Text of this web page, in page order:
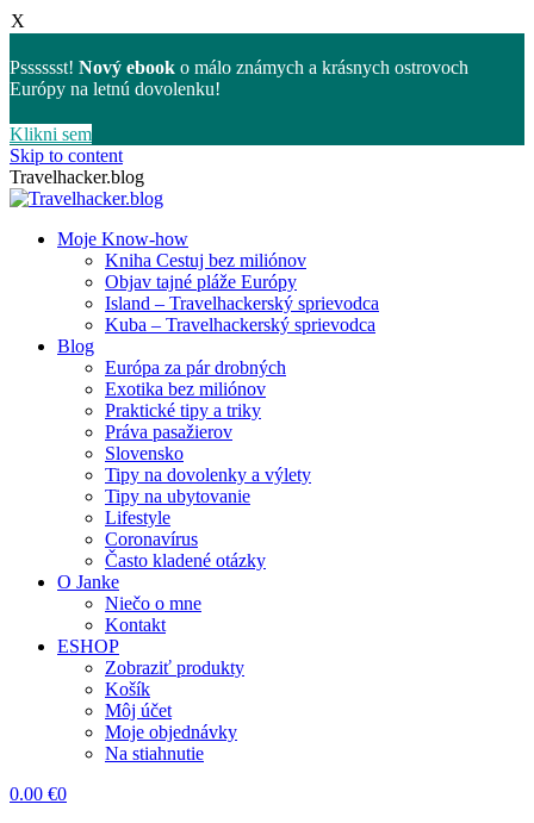
X
Psssssst! Nový ebook o málo známych a krásnych ostrovoch
Európy na letnú dovolenku!
Klikni sem
Skip to content
Travelhacker.blog
Moje Know-how
Kniha Cestuj bez miliónov
Objav tajné pláže Európy
Island – Travelhackerský sprievodca
Kuba – Travelhackerský sprievodca
Blog
Európa za pár drobných
Exotika bez miliónov
Praktické tipy a triky
Práva pasažierov
Slovensko
Tipy na dovolenky a výlety
Tipy na ubytovanie
Lifestyle
Coronavírus
Často kladené otázky
O Janke
Niečo o mne
Kontakt
ESHOP
Zobraziť produkty
Košík
Môj účet
Moje objednávky
Na stiahnutie
0.00 €0